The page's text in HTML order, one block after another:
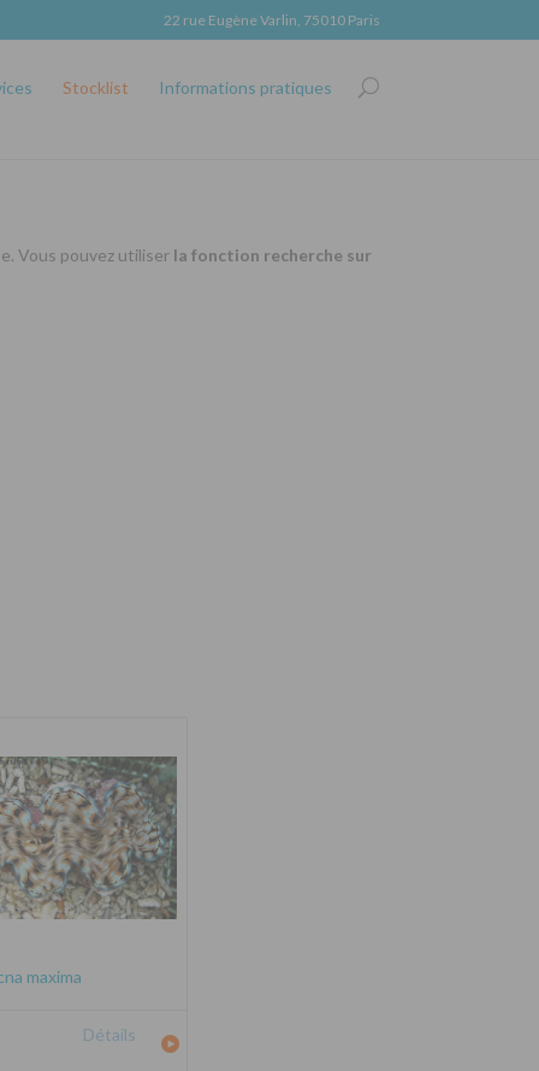
22 rue Eugène Varlin, 75010 Paris
Stocklist Informations pratiques
Vous pouvez utiliser la fonction recherche sur
maxima
Détails